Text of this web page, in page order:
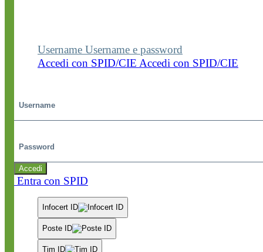
Username Username e password
Accedi con SPID/CIE Accedi con SPID/CIE
Accedi
Entra con SPID
Infocert ID
Poste ID
Tim ID